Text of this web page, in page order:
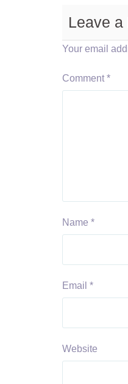
Leave a
Your email
Comment *
Name *
Email *
Website